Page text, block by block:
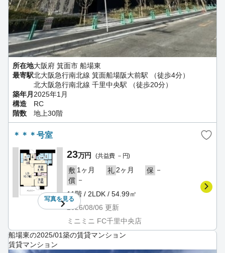
所在地大阪府 箕面市 船場東
最寄駅北大阪急行南北線 箕面船場阪大前駅 （徒歩4分）
北大阪急行南北線 千里中央駅 （徒歩20分）
築年月 2025年1月
構造
RC
階数
地上30階
＊＊＊号室
写真を見る
23万円 (共益費 －円)
敷 1ヶ月 礼 2ヶ月 保 －
償 －
11階 / 2LDK / 54.99㎡
2026/08/06 更新
ミニミニ FC千里中央店
船場東の2025/01築の賃貸マンション
賃貸マンション